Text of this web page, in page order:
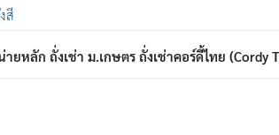
สี
ยหลัก ถั่งเช่า ม.เกษตร ถั่งเช่าคอร์ดี้ไทย